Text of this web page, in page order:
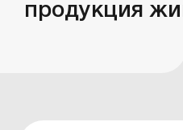
продукция